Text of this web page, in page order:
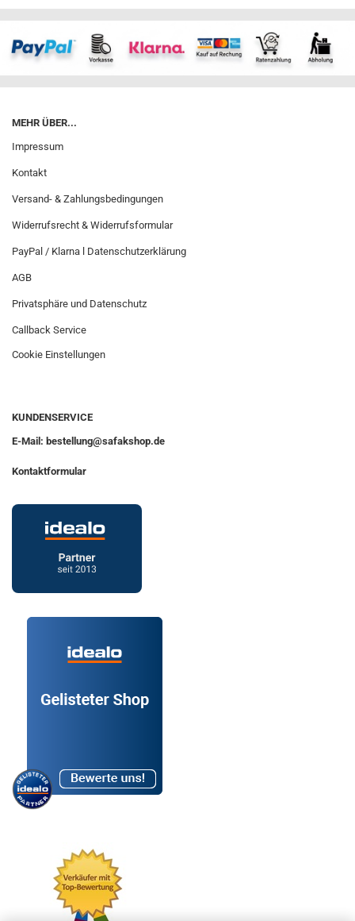
MEHR ÜBER...
Impressum
Kontakt
Versand- & Zahlungsbedingungen
Widerrufsrecht & Widerrufsformular
PayPal / Klarna l Datenschutzerklärung
AGB
Privatsphäre und Datenschutz
Callback Service
Cookie Einstellungen
KUNDENSERVICE
E-Mail: bestellung@safakshop.de
Kontaktformular